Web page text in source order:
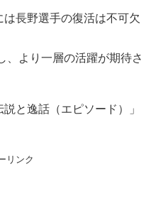
長野選手の復活は不可欠
、より一層の活躍が期待さ
と逸話（エピソード）」
リンク